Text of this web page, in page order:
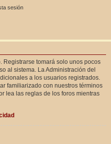
sesión
Registrarse tomará solo unos pocos
al sistema. La Administración del
a los usuarios registrados.
familiarizado con nuestros términos
lea las reglas de los foros mientras